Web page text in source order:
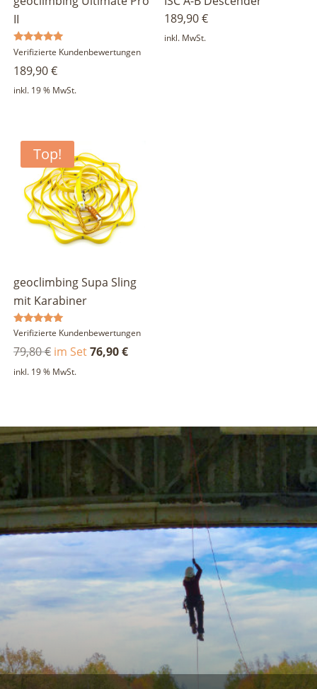
II
Bewertet
5.00
von 5
Verifizierte Kundenbewertungen
189,90€
inkl. 19 % MwSt.
189,90€
inkl. MwSt.
gravierbar
Top!
geoclimbing Supa Sling
mit Karabiner
Bewertet
5.00
von 5
Verifizierte Kundenbewertungen
79,80€ Ursprünglicher
Preis
im Set76,90€Aktueller
inkl. 19 % MwSt.